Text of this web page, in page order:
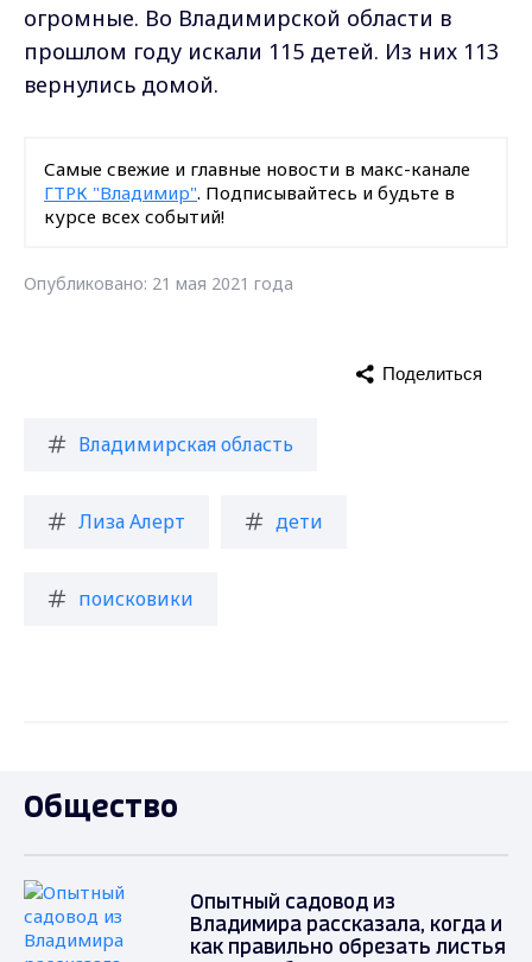
огромные. Во Владимирской области в
прошлом году искали 115 детей. Из них 113
вернулись домой.
Самые свежие и главные новости в макс-канале
ГТРК "Владимир". Подписывайтесь и будьте в
курсе всех событий!
Опубликовано: 21 мая 2021 года
Владимирская область
Лиза Алерт дети
поисковики
Поделиться
Общество
Опытный садовод из
Владимира рассказала, когда и
как правильно обрезать листья